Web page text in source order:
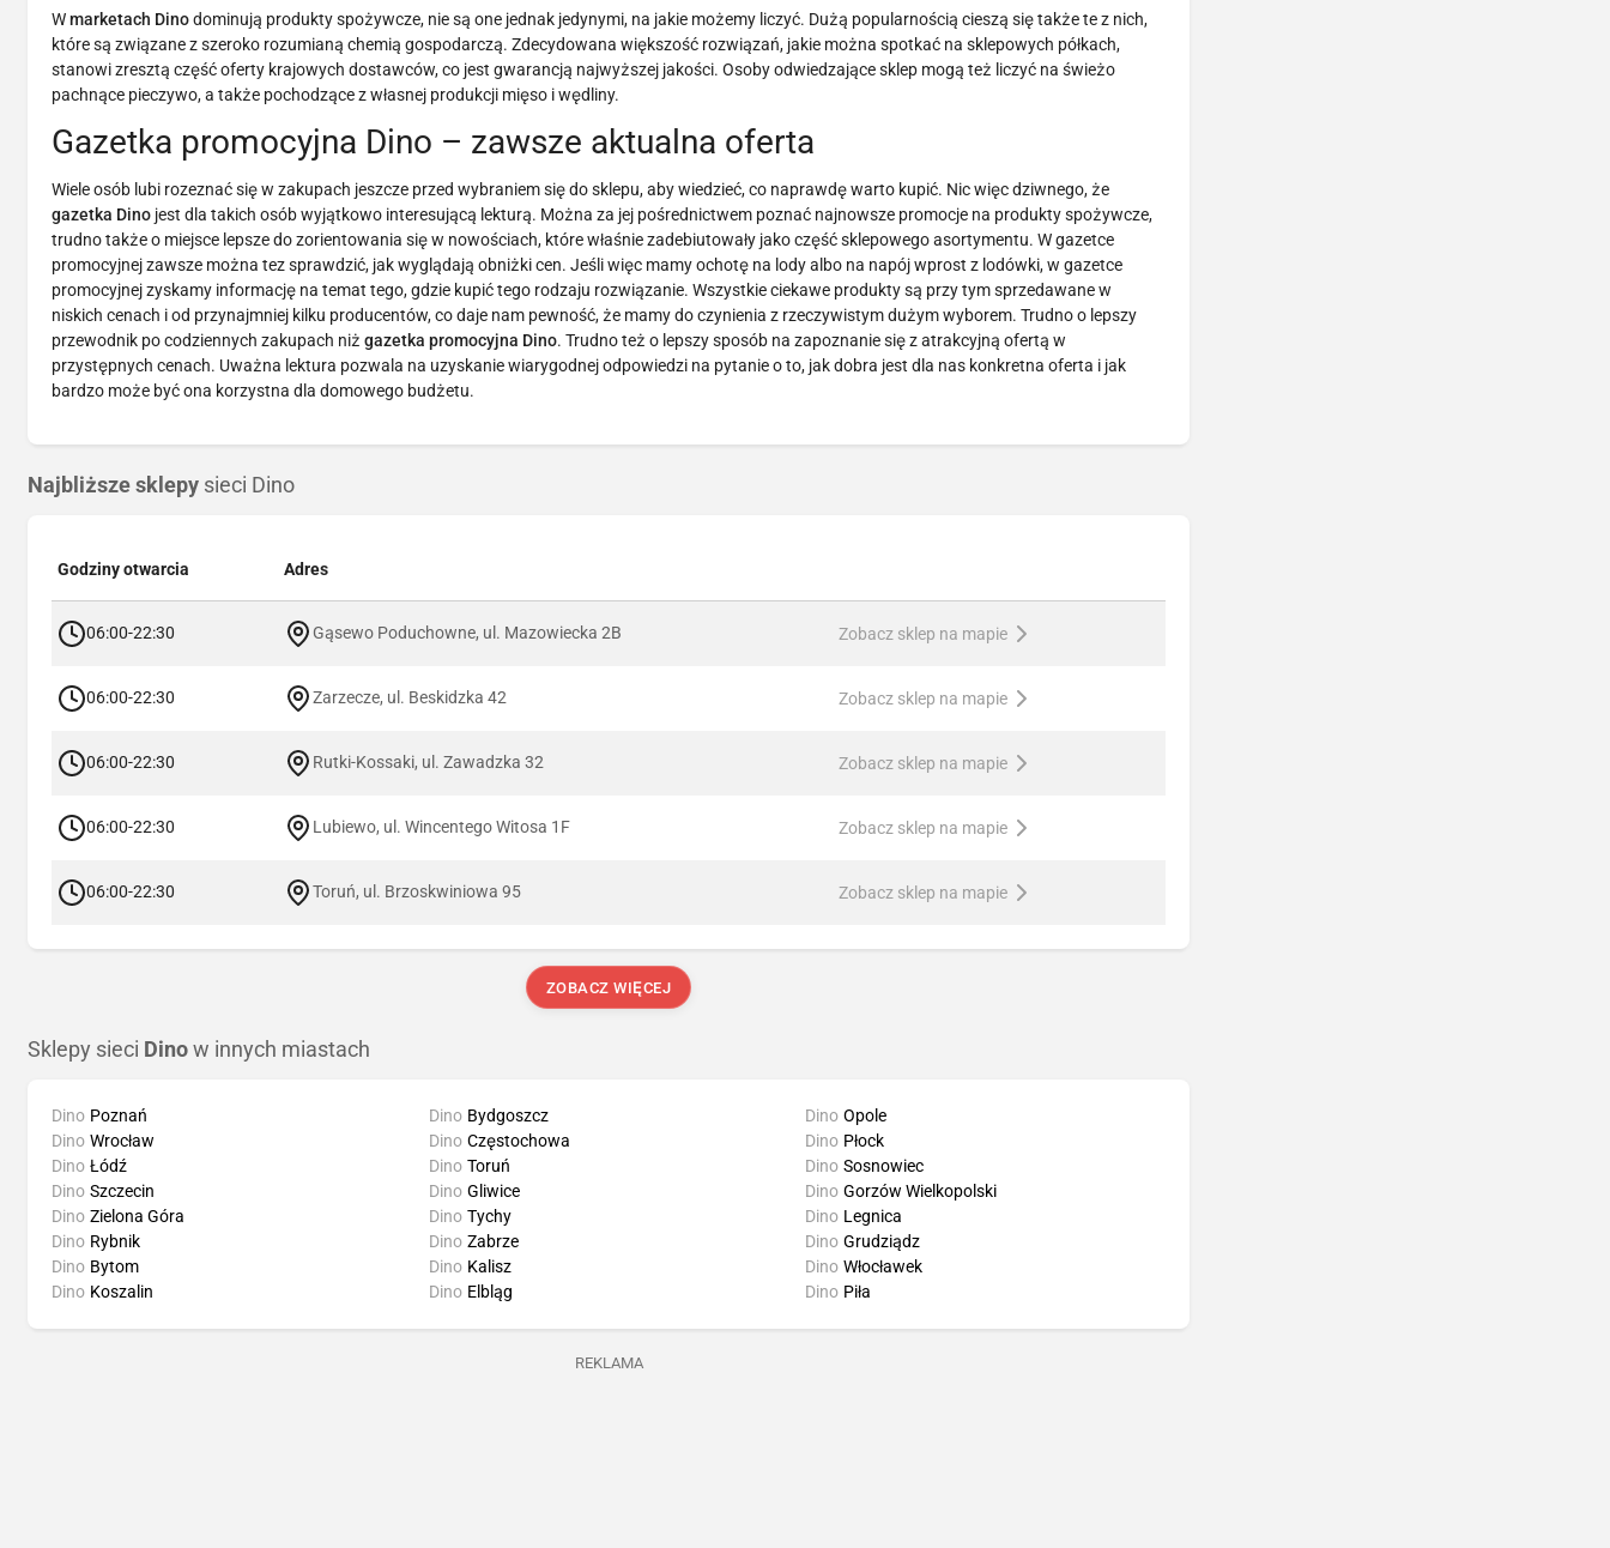
Wmarketach Dinodominują produkty spożywcze, nie są one jednak jedynymi, na jakie możemy liczyć. Dużą popularnością cieszą się także te z nich,
które są związane z szeroko rozumianą chemią gospodarczą. Zdecydowana większość rozwiązań, jakie można spotkać na sklepowych półkach,
stanowi zresztą część oferty krajowych dostawców, co jest gwarancją najwyższej jakości. Osoby odwiedzające sklep mogą też liczyć na świeżo
pachnące pieczywo, a także pochodzące z własnej produkcji mięso i wędliny.
Gazetka promocyjna Dino – zawsze aktualna oferta
Wiele osób lubi rozeznać się w zakupach jeszcze przed wybraniem się do sklepu, aby wiedzieć, co naprawdę warto kupić. Nic więc dziwnego, że
gazetka Dino jest dla takich osób wyjątkowo interesującą lekturą. Można za jej pośrednictwem poznać najnowsze promocje na produkty spożywcze,
trudno także o miejsce lepsze do zorientowania się w nowościach, które właśnie zadebiutowały jako część sklepowego asortymentu. W gazetce
promocyjnej zawsze można tez sprawdzić, jak wyglądają obniżki cen. Jeśli więc mamy ochotę na lody albo na napój wprost z lodówki, w gazetce
promocyjnej zyskamy informację na temat tego, gdzie kupić tego rodzaju rozwiązanie. Wszystkie ciekawe produkty są przy tym sprzedawane w
niskich cenach i od przynajmniej kilku producentów, co daje nam pewność, że mamy do czynienia z rzeczywistym dużym wyborem. Trudno o lepszy
przewodnik po codziennych zakupach niż gazetka promocyjna Dino. Trudno też o lepszy sposób na zapoznanie się z atrakcyjną ofertą w
przystępnych cenach. Uważna lektura pozwala na uzyskanie wiarygodnej odpowiedzi na pytanie o to, jak dobra jest dla nas konkretna oferta i jak
bardzo może być ona korzystna dla domowego budżetu.
Najbliższe sklepy sieci Dino
Godziny otwarcia Adres
06:00-22:30 Gąsewo Poduchowne, ul. Mazowiecka 2B Zobacz sklep na mapie
06:00-22:30 Zarzecze, ul. Beskidzka 42 Zobacz sklep na mapie
06:00-22:30 Rutki-Kossaki, ul. Zawadzka 32 Zobacz sklep na mapie
06:00-22:30 Lubiewo, ul. Wincentego Witosa 1F Zobacz sklep na mapie
06:00-22:30 Toruń, ul. Brzoskwiniowa 95 Zobacz sklep na mapie
ZOBACZ WIĘCEJ
Sklepy sieci Dino w innych miastach
Dino Poznań
Dino Wrocław
Dino Łódź
Dino Szczecin
Dino Bydgoszcz
Dino Częstochowa
Dino Toruń
Dino Gliwice
Dino Opole
Dino Płock
Dino Sosnowiec
Dino Gorzów Wielkopolski
Dino Zielona Góra
Dino Rybnik
Dino Bytom
Dino Koszalin
Dino Tychy
Dino Zabrze
Dino Kalisz
Dino Elbląg
Dino Legnica
Dino Grudziądz
Dino Włocławek
Dino Piła
REKLAMA